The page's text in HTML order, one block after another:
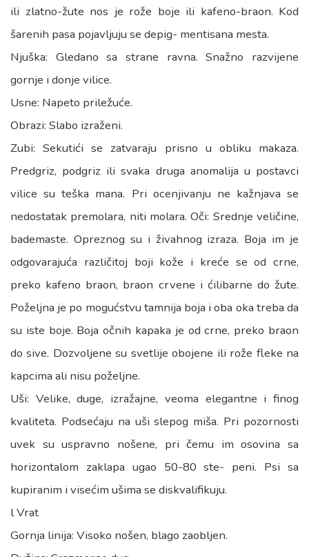
ili zlatno-žute nos je rože boje ili kafeno-braon. Kod
šarenih pasa pojavljuju se depig- mentisana mesta.
Njuška: Gledano sa strane ravna. Snažno razvijene
gornje i donje vilice.
Usne: Napeto priležuće.
Obrazi: Slabo izraženi.
Zubi: Sekutići se zatvaraju prisno u obliku makaza.
Predgriz, podgriz ili svaka druga anomalija u postavci
vilice su teška mana. Pri ocenjivanju ne kažnjava se
nedostatak premolara, niti molara. Oči: Srednje veličine,
bademaste. Opreznog su i živahnog izraza. Boja im je
odgovarajuća različitoj boji kože i kreće se od crne,
preko kafeno braon, braon crvene i ćilibarne do žute.
Poželjna je po mogućstvu tamnija boja i oba oka treba da
su iste boje. Boja očnih kapaka je od crne, preko braon
do sive. Dozvoljene su svetlije obojene ili rože fleke na
kapcima ali nisu poželjne.
Uši: Velike, duge, izražajne, veoma elegantne i finog
kvaliteta. Podsećaju na uši slepog miša. Pri pozornosti
uvek su uspravno nošene, pri čemu im osovina sa
horizontalom zaklapa ugao 50-80 ste- peni. Psi sa
kupiranim i visećim ušima se diskvalifikuju.
l Vrat
Gornja linija: Visoko nošen, blago zaobljen.